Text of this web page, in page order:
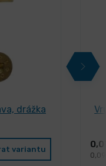
drážka
variantu